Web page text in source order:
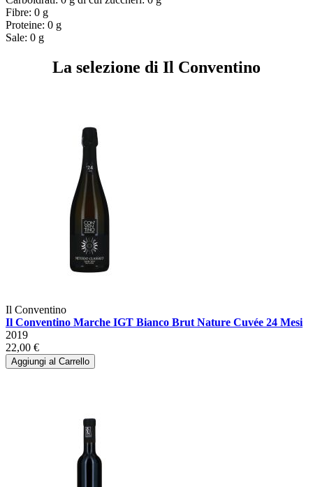
Fibre: 0 g
Proteine: 0 g
Sale: 0 g
La selezione di Il Conventino
Il Conventino
Il Conventino Marche IGT Bianco Brut Nature Cuvée 24 Mesi
2019
22,00 €
Aggiungi al Carrello